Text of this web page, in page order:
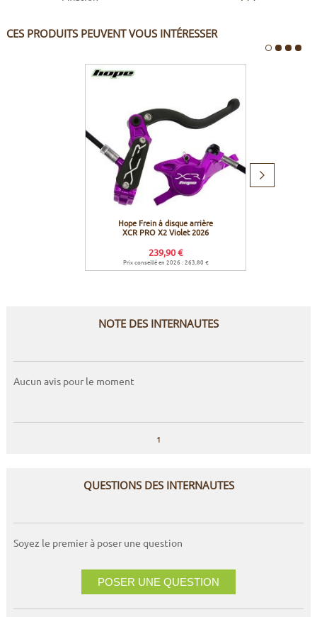
CES PRODUITS PEUVENT VOUS INTÉRESSER
Hope Frein à disque arrière
XCR PRO X2 Violet 2026
239,90 €
Prix conseillé en 2026 : 263,80 €
Produit
NOTE DES INTERNAUTES
Aucun avis pour le moment
1
QUESTIONS DES INTERNAUTES
Soyez le premier à poser une question
POSER UNE QUESTION